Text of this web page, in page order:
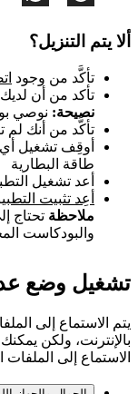
ألا يتم التنزيل؟
تأكَّد من وجود
تأكد من أن
نصيحة: نوصي بوجود
تأكَّد من أنك لم
أوقِف تشغيل
طاقة البطارية
أعد تشغيل
أعِد تثبيت
ملاحظة تحتاج
والبودكاست
تشغيل وضع
يتم الاستماع إلى
بالإنترنت، ولكن
الاستماع إلى الملفات